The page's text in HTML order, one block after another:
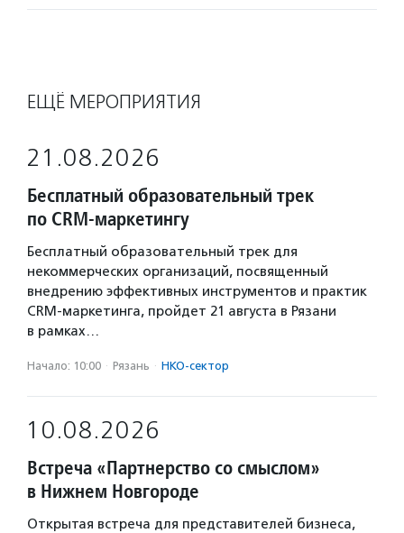
ЕЩЁ МЕРОПРИЯТИЯ
21.08.2026
Бесплатный образовательный трек
по CRM-маркетингу
Бесплатный образовательный трек для
некоммерческих организаций, посвященный
внедрению эффективных инструментов и практик
CRM-маркетинга, пройдет 21 августа в Рязани
в рамках…
Начало: 10:00 · Рязань · НКО-сектор
10.08.2026
Встреча «Партнерство со смыслом»
в Нижнем Новгороде
Открытая встреча для представителей бизнеса,